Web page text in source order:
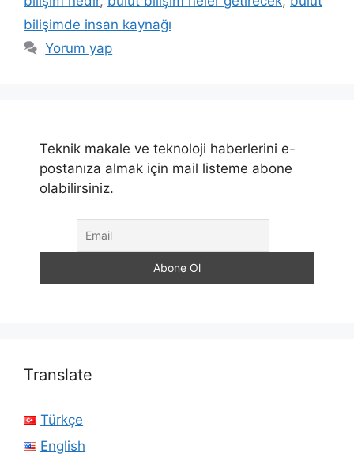
bilişimde insan kaynağı
Yorum yap
Teknik makale ve teknoloji haberlerini e-
postanıza almak için mail listeme abone
olabilirsiniz.
Translate
Türkçe
English